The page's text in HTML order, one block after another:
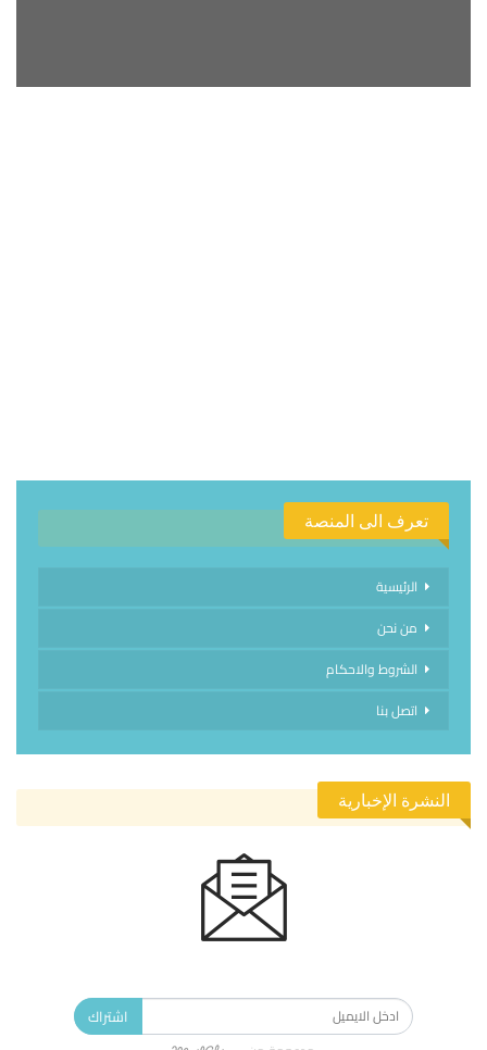
تعرف الى المنصة
الرئيسية
من نحن
الشروط والاحكام
اتصل بنا
النشرة الإخبارية
اشتراك